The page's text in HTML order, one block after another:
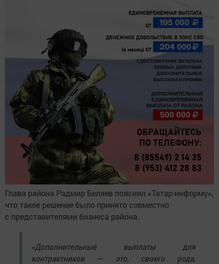
Глава района Радмир Беляев пояснил «Татар-информу»,
что такое решение было принято совместно
с представителями бизнеса района.
«Дополнительные выплаты для
контрактников — это, своего рода,